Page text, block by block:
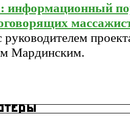
информационный
Мардинским.